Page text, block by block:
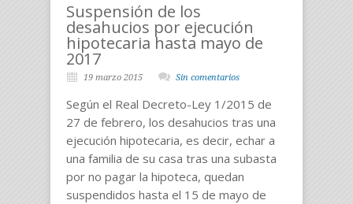
Suspensión de los
desahucios por ejecución
hipotecaria hasta mayo de
2017
19 marzo 2015 Sin comentarios
Según el Real Decreto-Ley 1/2015 de
27 de febrero, los desahucios tras una
ejecución hipotecaria, es decir, echar a
una familia de su casa tras una subasta
por no pagar la hipoteca, quedan
suspendidos hasta el 15 de mayo de